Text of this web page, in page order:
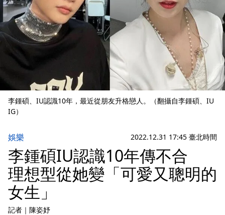
李鍾碩、IU認識10年，最近從朋友升格戀人。（翻攝自李鍾碩、IU
IG）
娛樂 2022.12.31 17:45 臺北時間
李鍾碩IU認識10年傳不合
理想型從她變「可愛又聰明的
女生」
記者 ｜ 陳姿妤